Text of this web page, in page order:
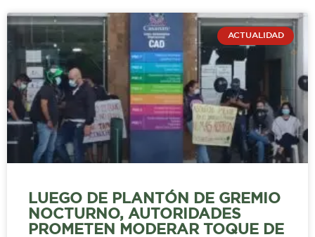
ACTUALIDAD
LUEGO DE PLANTÓN DE GREMIO
NOCTURNO, AUTORIDADES
PROMETEN MODERAR TOQUE DE